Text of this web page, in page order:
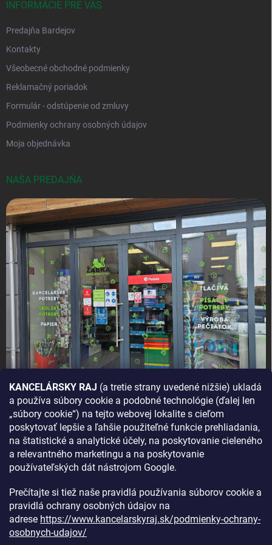
KANCELÁRSKY RAJ (a tretie strany uvedené nižšie) ukladá
a používa súbory cookie a podobné technológie (ďalej len
„súbory cookie“) na tejto webovej lokalite s cieľom
poskytovať lepšie a ľahšie použiteľné funkcie prehliadania,
na štatistické a analytické účely, na poskytovanie cieleného
a relevantného marketingu a na poskytovanie
používateľských dát nástrojom Google.
Prečítajte si tiež naše pravidlá používania súborov cookie a
pravidlá ochrany osobných údajov na
adrese https://www.kancelarskyraj.sk/podmienky-ochrany-
osobnych-udajov/
INFORMÁCIE PRE VÁS
Predajňa Bardejov
Kontakty
Všeobecné obchodné podmienky
Reklamačný poriadok
Formulár - odstúpenie od zmluvy
Podmienky ochrany osobných údajov
Moja objednávka
NAŠA PREDAJŇA
AKO SA K NÁM DOSTANETE?